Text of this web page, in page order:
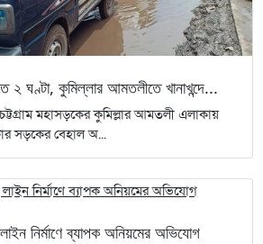
২ ঘণ্টা, কুমিল্লার আমতলীতে খানাখন্দে...
মহাসড়কের কুমিল্লার আমতলী এলাকায়
সড়কের বেহাল অ...
নির্মাণে ব্যাপক অনিয়মের অভিযোগ